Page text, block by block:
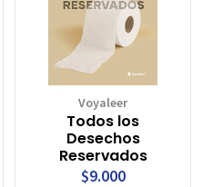
Voyaleer
Todos los
Desechos
Reservados
$9.000